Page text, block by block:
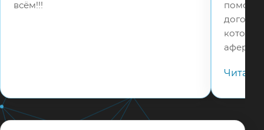
диагностику телевизора!! Рекомендую
помошь
в 5 раз